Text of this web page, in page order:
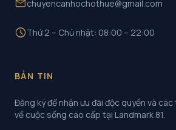
mailchuyencanhochothue@gmail.com
scheduleThứ 2 – Chủ nhật: 08:00 – 22:00
BẢN TIN
Đăng ký để nhận ưu đãi độc quyền và
về cuộc sống cao cấp tại Landmark 81.